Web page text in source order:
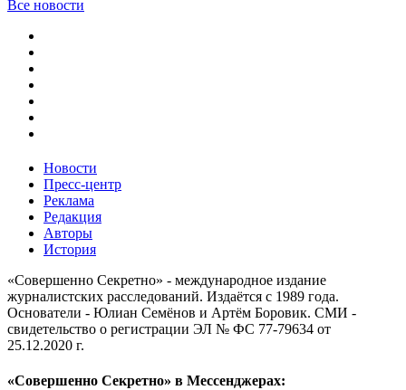
Все новости
Новости
Пресс-центр
Реклама
Редакция
Авторы
История
«Совершенно Секретно» - международное издание
журналистских расследований. Издаётся с 1989 года.
Основатели - Юлиан Семёнов и Артём Боровик. CМИ -
свидетельство о регистрации ЭЛ № ФС 77-79634 от
25.12.2020 г.
«Совершенно Секретно» в Мессенджерах: